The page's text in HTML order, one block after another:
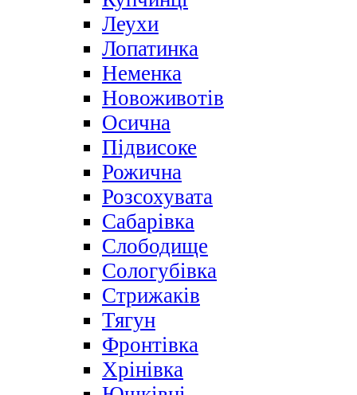
Леухи
Лопатинка
Неменка
Новоживотів
Осична
Підвисоке
Рожична
Розсохувата
Сабарівка
Слободище
Сологубівка
Стрижаків
Тягун
Фронтівка
Хрінівка